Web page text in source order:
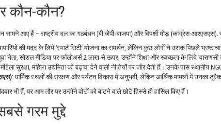
कौन-कौन?
सामने आए हैं – राष्ट्रीय दल का गठबंधन (बी.जेपी‑बाजपा) और विपक्षी मोड़
की मदद के लिये ‘स्मार्ट सिटी’ योजना का समर्थन, लेकिन कुछ लोगों ने उसके पिछले
नेता, सोशल मीडिया पर फॉलोअर्स 2 लाख से ऊपर, उन्होंने शिक्षा और स्वच्छता के लिये ‘वाराणसी
सुरक्षा, महिला उद्यमिता को बढ़ावा देने वाली नीतियों पर जोर देती हैं। उनके पास स्थानीय
: धार्मिक स्थलों की संरक्षण और पर्यटन विकास में अनुभवी, लेकिन आर्थिक मामलों में उनका ट्रैक
भी हैं, पर आम तौर पर उन्होंने वोटों को बांटने वाले छोटे हिस्से ही हासिल किए हैं।
गरम मुद्दे